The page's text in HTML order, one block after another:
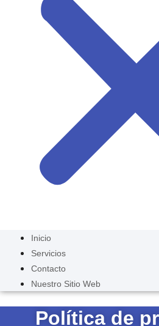
Inicio
Servicios
Contacto
Nuestro Sitio Web
Política de